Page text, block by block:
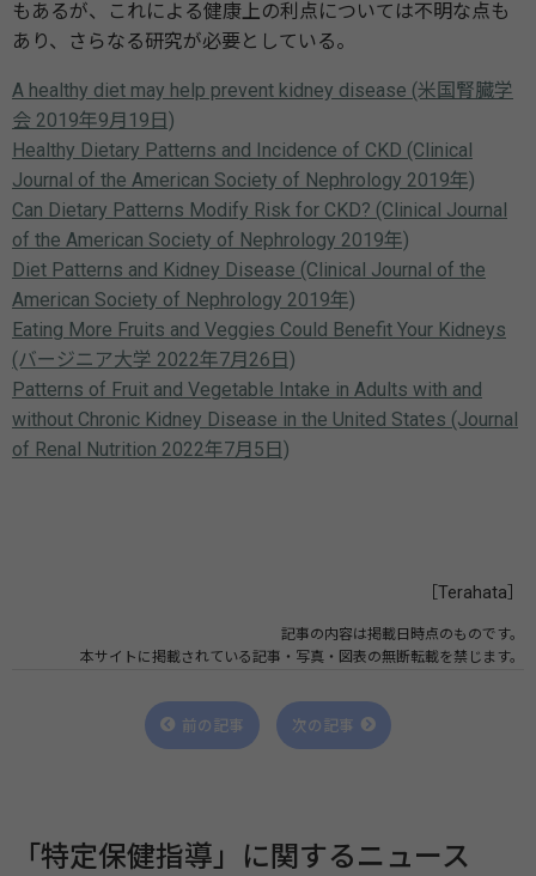
もあるが、これによる健康上の利点については不明な点も
あり、さらなる研究が必要としている。
A healthy diet may help prevent kidney disease (米国腎臓学
会 2019年9月19日)
Healthy Dietary Patterns and Incidence of CKD (Clinical
Journal of the American Society of Nephrology 2019年)
Can Dietary Patterns Modify Risk for CKD? (Clinical Journal
of the American Society of Nephrology 2019年)
Diet Patterns and Kidney Disease (Clinical Journal of the
American Society of Nephrology 2019年)
Eating More Fruits and Veggies Could Benefit Your Kidneys
(バージニア大学 2022年7月26日)
Patterns of Fruit and Vegetable Intake in Adults with and
without Chronic Kidney Disease in the United States (Journal
of Renal Nutrition 2022年7月5日)
［Terahata］
記事の内容は掲載日時点のものです。
本サイトに掲載されている記事・写真・図表の無断転載を禁じます。
前の記事 次の記事
「特定保健指導」に関するニュース